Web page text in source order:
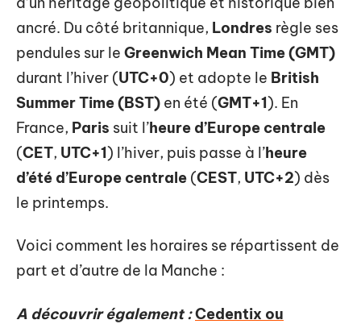
ancré. Du côté britannique, Londres règle ses
pendules sur le Greenwich Mean Time (GMT)
durant l’hiver (UTC+0) et adopte le British
Summer Time (BST) en été (GMT+1). En
France, Paris suit l’heure d’Europe centrale
(CET, UTC+1) l’hiver, puis passe à l’heure
d’été d’Europe centrale (CEST, UTC+2) dès
le printemps.
Voici comment les horaires se répartissent de
part et d’autre de la Manche :
A découvrir également :Cedentix ou